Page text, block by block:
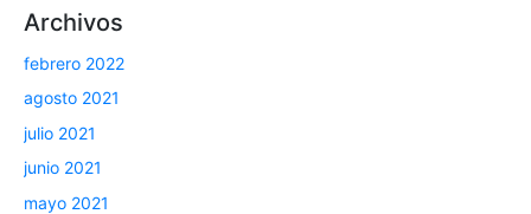
Archivos
febrero 2022
agosto 2021
julio 2021
junio 2021
mayo 2021